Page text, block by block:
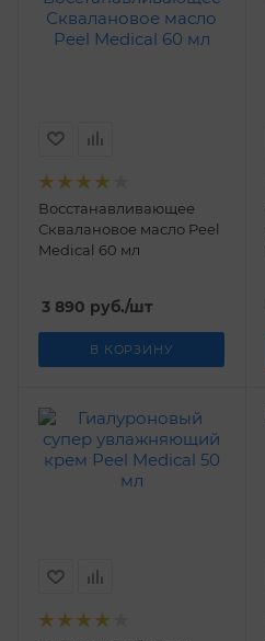
Восстанавливающее
Сквалановое масло Peel
Medical 60 мл
3 890 руб./шт
В КОРЗИНУ